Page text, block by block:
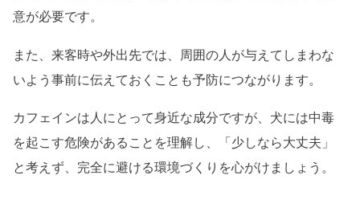
意が必要です。
また、来客時や外出先では、周囲の人が与えてしまわな
いよう事前に伝えておくことも予防につながります。
カフェインは人にとって身近な成分ですが、犬には中毒
を起こす危険があることを理解し、「少しなら大丈夫」
と考えず、完全に避ける環境づくりを心がけましょう。